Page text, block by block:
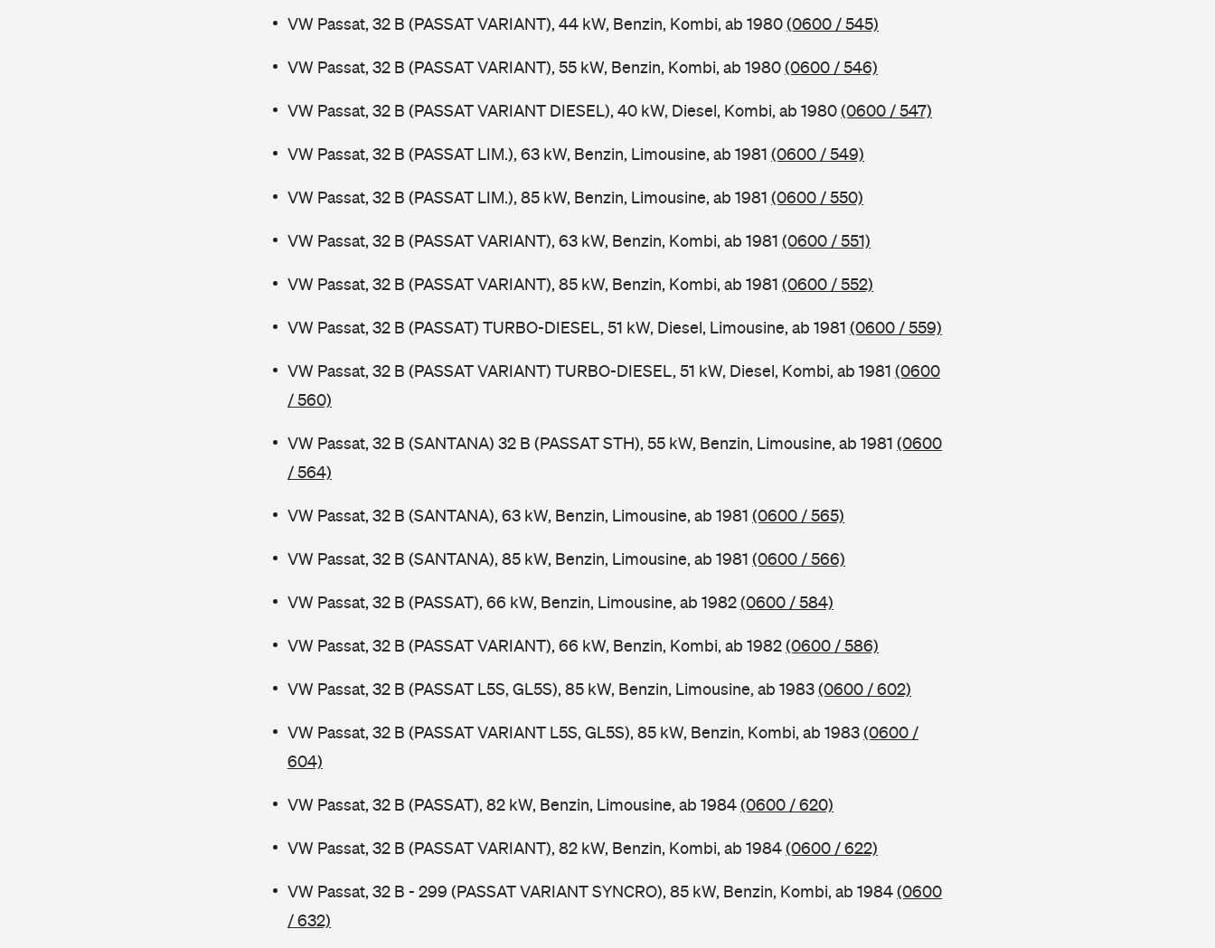
VW Passat, 32 B (PASSAT VARIANT), 44 kW, Benzin, Kombi, ab 1980(0600 / 545)
VW Passat, 32 B (PASSAT VARIANT), 55 kW, Benzin, Kombi, ab 1980(0600 / 546)
VW Passat, 32 B (PASSAT VARIANT DIESEL), 40 kW, Diesel, Kombi, ab 1980(0600 / 547)
VW Passat, 32 B (PASSAT LIM.), 63 kW, Benzin, Limousine, ab 1981 (0600 / 549)
VW Passat, 32 B (PASSAT LIM.), 85 kW, Benzin, Limousine, ab 1981 (0600 / 550)
VW Passat, 32 B (PASSAT VARIANT), 63 kW, Benzin, Kombi, ab 1981 (0600 / 551)
VW Passat, 32 B (PASSAT VARIANT), 85 kW, Benzin, Kombi, ab 1981 (0600 / 552)
VW Passat, 32 B (PASSAT) TURBO-DIESEL, 51 kW, Diesel, Limousine, ab 1981 (0600 / 559)
VW Passat, 32 B (PASSAT VARIANT) TURBO-DIESEL, 51 kW, Diesel, Kombi, ab 1981 (0600
/ 560)
VW Passat, 32 B (SANTANA) 32 B (PASSAT STH), 55 kW, Benzin, Limousine, ab 1981 (0600
/ 564)
VW Passat, 32 B (SANTANA), 63 kW, Benzin, Limousine, ab 1981 (0600 / 565)
VW Passat, 32 B (SANTANA), 85 kW, Benzin, Limousine, ab 1981 (0600 / 566)
VW Passat, 32 B (PASSAT), 66 kW, Benzin, Limousine, ab 1982(0600 / 584)
VW Passat, 32 B (PASSAT VARIANT), 66 kW, Benzin, Kombi, ab 1982(0600 / 586)
VW Passat, 32 B (PASSAT L5S, GL5S), 85 kW, Benzin, Limousine, ab 1983(0600 / 602)
VW Passat, 32 B (PASSAT VARIANT L5S, GL5S), 85 kW, Benzin, Kombi, ab 1983(0600 /
604)
VW Passat, 32 B (PASSAT), 82 kW, Benzin, Limousine, ab 1984(0600 / 620)
VW Passat, 32 B (PASSAT VARIANT), 82 kW, Benzin, Kombi, ab 1984(0600 / 622)
VW Passat, 32 B - 299 (PASSAT VARIANT SYNCRO), 85 kW, Benzin, Kombi, ab 1984(0600
/ 632)